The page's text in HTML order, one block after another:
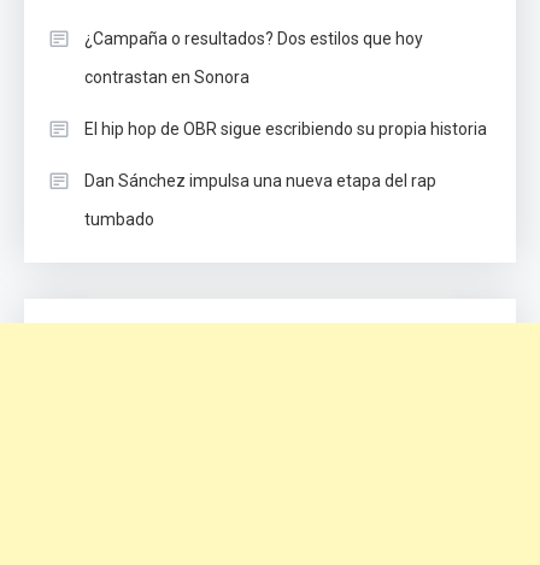
¿Campaña o resultados? Dos estilos que hoy
contrastan en Sonora
El hip hop de OBR sigue escribiendo su propia historia
Dan Sánchez impulsa una nueva etapa del rap
tumbado